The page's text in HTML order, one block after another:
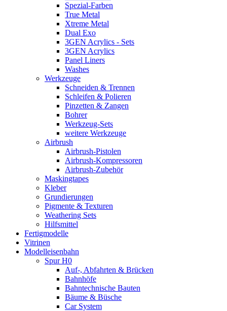
Spezial-Farben
True Metal
Xtreme Metal
Dual Exo
3GEN Acrylics - Sets
3GEN Acrylics
Panel Liners
Washes
Werkzeuge
Schneiden & Trennen
Schleifen & Polieren
Pinzetten & Zangen
Bohrer
Werkzeug-Sets
weitere Werkzeuge
Airbrush
Airbrush-Pistolen
Airbrush-Kompressoren
Airbrush-Zubehör
Maskingtapes
Kleber
Grundierungen
Pigmente & Texturen
Weathering Sets
Hilfsmittel
Fertigmodelle
Vitrinen
Modelleisenbahn
Spur H0
Auf-, Abfahrten & Brücken
Bahnhöfe
Bahntechnische Bauten
Bäume & Büsche
Car System